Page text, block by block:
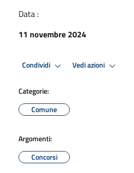
Data :
11 novembre 2024
Condividi Vedi azioni
Categorie:
Comune
Argomenti:
Concorsi